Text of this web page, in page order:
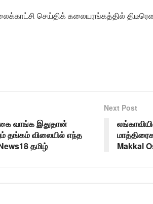
செய்திக் கலையரங்கத்தில்
வாங்க இதுதான்
தங்கம் விலையில் எந்த
தமிழ்
Next Post
Makkal